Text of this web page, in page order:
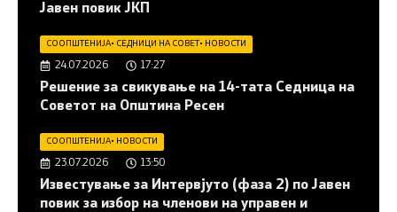
Јавен повик ЈКП
СООПШТЕНИЈА• СЕДНИЦИ НА СОВЕТ• НОВОСТИ
24.07.2026 17:27
Решение за свикување на 14-тата Седница на
Советот на Општина Ресен
СООПШТЕНИЈА• НОВОСТИ
23.07.2026 13:50
Известување за Интервјуто (фаза 2) по Јавен
повик за избор на членови на управен и